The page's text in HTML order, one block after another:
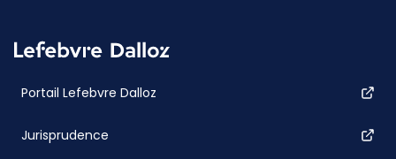
Portail Lefebvre Dalloz
Jurisprudence